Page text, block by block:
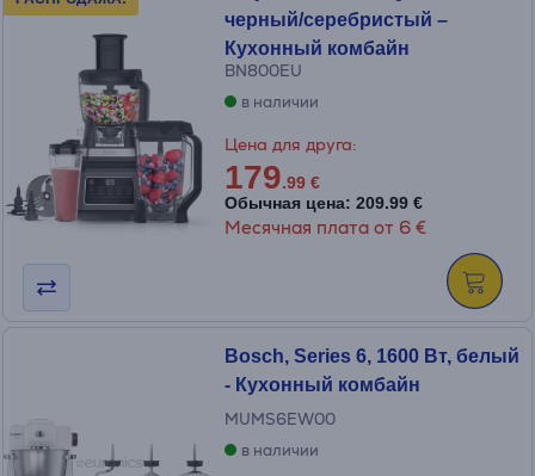
черный/cеребристый –
Кухонный комбайн
BN800EU
в наличии
Цена для друга:
179.99 €
Обычная цена: 209.99 €
Месячная плата от 6 €
Bosch, Series 6, 1600 Вт, белый
- Кухонный комбайн
MUMS6EW00
в наличии